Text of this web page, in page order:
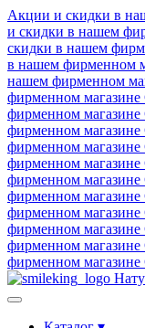
Акции и скидки в
и скидки в нашем
скидки в нашем
в нашем фирменном
нашем фирменном
фирменном магазине
фирменном магазине
фирменном магазине
фирменном магазине
фирменном магазине
фирменном магазине
фирменном магазине
фирменном магазине
фирменном магазине
фирменном магазине
фирменном магазине